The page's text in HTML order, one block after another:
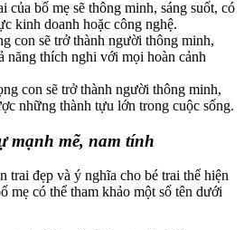
của bố mẹ sẽ thông minh, sáng suốt, có
kinh doanh hoặc công nghệ.
con sẽ trở thành người thông minh,
năng thích nghi với mọi hoàn cảnh
con sẽ trở thành người thông minh,
những thành tựu lớn trong cuộc sống.
mạnh mẽ, nam tính
trai đẹp và ý nghĩa cho bé trai thể hiện
mẹ có thể tham khảo một số tên dưới